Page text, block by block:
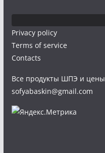
Privacy policy
Terms of service
Contacts
Все продукты ШПЭ и цены
sofyabaskin@gmail.com